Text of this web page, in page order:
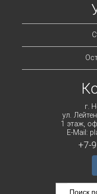
г.
ул.
1 этаж,
E-Mail:
+7-